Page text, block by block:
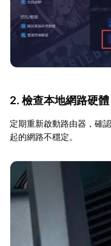
2. 檢查本地網路硬體
定期重新啟動路由器，確
起的網路不穩定。